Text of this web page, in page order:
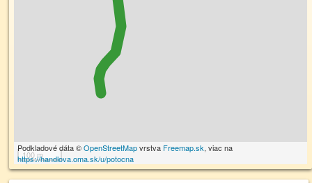
100 m
Podkladové dáta ©OpenStreetMapvrstva Freemap.sk, viac na
https://handlova.oma.sk/u/potocna